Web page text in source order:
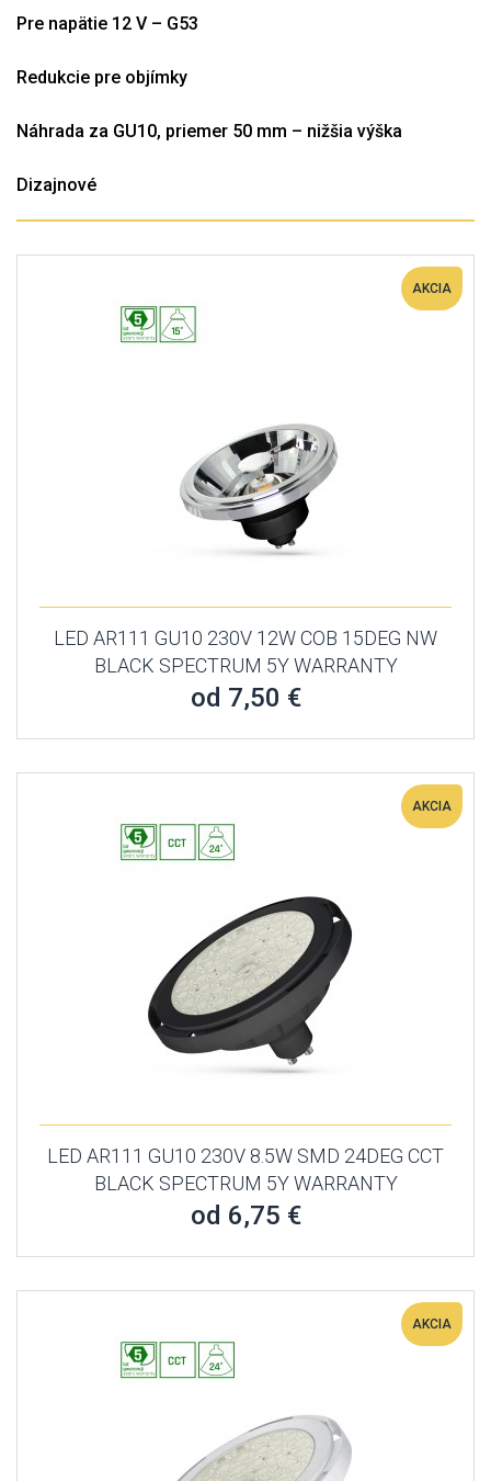
Pre napätie 12 V – G53
Redukcie pre objímky
Náhrada za GU10, priemer 50 mm – nižšia výška
Dizajnové
AKCIA
LED AR111 GU10 230V 12W COB 15DEG NW
BLACK SPECTRUM 5Y WARRANTY
od 7,50 €
AKCIA
LED AR111 GU10 230V 8.5W SMD 24DEG CCT
BLACK SPECTRUM 5Y WARRANTY
od 6,75 €
AKCIA